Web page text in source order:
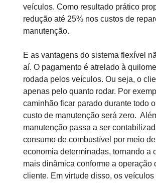
veículos. Como resultado prático
redução até 25% nos custos de
manutenção.
E as vantagens do sistema flexível
aí. O pagamento é atrelado à
rodada pelos veículos. Ou seja, o
apenas pelo quanto rodar. Por
caminhão ficar parado durante todo
custo de manutenção será zero.
manutenção passa a ser
consumo de combustível por meio
economia determinadas, tornando a
mais dinâmica conforme a operação
cliente. Em virtude disso, os veículos